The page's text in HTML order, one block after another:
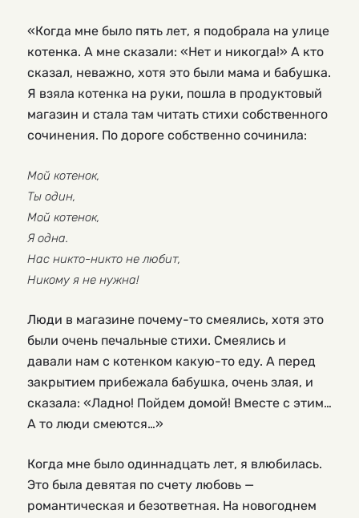
«Когда мне было пять лет, я подобрала на улице
котенка. А мне сказали: «Нет и никогда!» А кто
сказал, неважно, хотя это были мама и бабушка.
Я взяла котенка на руки, пошла в продуктовый
магазин и стала там читать стихи собственного
сочинения. По дороге собственно сочинила:
Мой котенок,
Ты один,
Мой котенок,
Я одна.
Нас никто-никто не любит,
Никому я не нужна!
Люди в магазине почему-то смеялись, хотя это
были очень печальные стихи. Смеялись и
давали нам с котенком какую-то еду. А перед
закрытием прибежала бабушка, очень злая, и
сказала: «Ладно! Пойдем домой! Вместе с этим…
А то люди смеются…»
Когда мне было одиннадцать лет, я влюбилась.
Это была девятая по счету любовь —
романтическая и безответная. На новогоднем